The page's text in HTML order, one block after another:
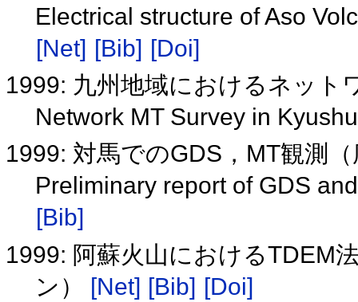
Electrical structure of Aso
[Net] [Bib] [Doi]
1999: 九州地域におけるネット
Network MT Survey in
1999: 対馬でのGDS，MT観測
Preliminary report of GDS
[Bib]
1999: 阿蘇火山におけるTDEM
ン） [Net] [Bib] [Doi]